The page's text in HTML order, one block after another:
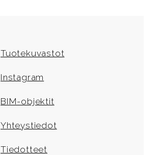
Tuotekuvastot
Instagram
BIM-objektit
Yhteystiedot
Tiedotteet